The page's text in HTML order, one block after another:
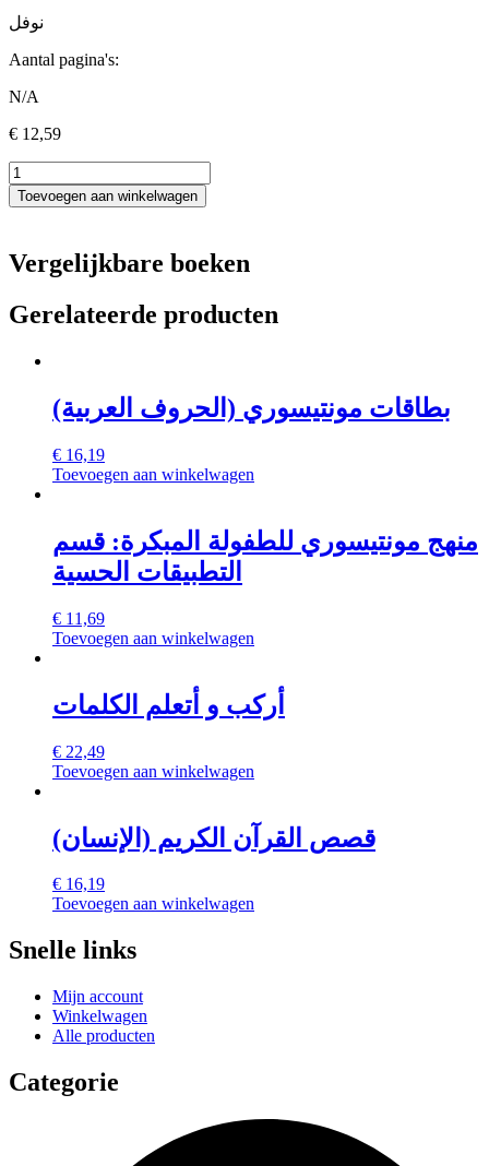
نوفل
Aantal pagina's:
N/A
€ 12,59
ألعب
وأصرف
؛
تصريف
الأفعال
aantal
Toevoegen aan winkelwagen
Vergelijkbare boeken
Gerelateerde producten
بطاقات مونتيسوري (الحروف العربية)
€ 16,19
Toevoegen aan winkelwagen
منهج مونتيسوري للطفولة المبكرة: قسم
التطبيقات الحسية
€ 11,69
Toevoegen aan winkelwagen
أركب و أتعلم الكلمات
€ 22,49
Toevoegen aan winkelwagen
قصص القرآن الكريم (الإنسان)
€ 16,19
Toevoegen aan winkelwagen
Snelle links
Mijn account
Winkelwagen
Alle producten
Categorie